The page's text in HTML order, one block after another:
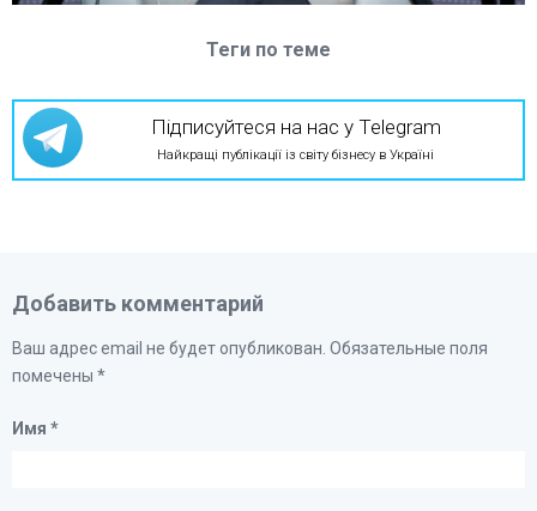
Теги по теме
Підписуйтеся на нас у Telegram
Найкращі публікації із світу бізнесу в Україні
Добавить комментарий
Ваш адрес email не будет опубликован. Обязательные поля
помечены *
Имя *